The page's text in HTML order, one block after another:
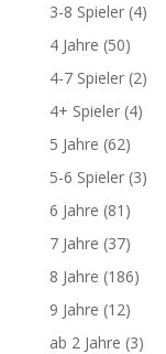
3-8 Spieler(4)
4 Jahre (50)
4-7 Spieler(2)
4+ Spieler(4)
5 Jahre (62)
5-6 Spieler(3)
6 Jahre (81)
7 Jahre (37)
8 Jahre (186)
9 Jahre (12)
ab 2 Jahre (3)